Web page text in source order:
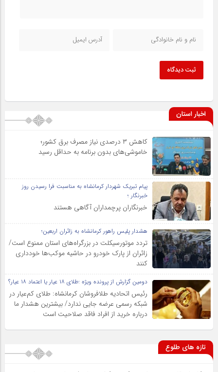
ثبت دیدگاه
اخبار استان
کاهش ۳ درصدی نیاز مصرف برق کشور؛
خاموشی‌های بدون برنامه به حداقل رسید
پیام تبریک شهردار کرمانشاه به مناسبت فرا رسیدن روز
خبرنگار ؛
خبرنگاران پرچمداران آگاهی هستند
هشدار پلیس راهور کرمانشاه به زائران اربعین؛
تردد موتورسیکلت در بزرگراه‌های استان ممنوع است/
زائران از پارک خودرو در حاشیه موکب‌ها خودداری
کنند
دومین گزارش از پرونده ویژه :طلای ۱۸ عیار یا اعتماد ۱۸ عیار؟
رئیس اتحادیه طلافروشان کرمانشاه: طلای کم‌عیار در
شبکه رسمی عرضه جایی ندارد/ بیشترین هشدار ما
درباره خرید از افراد فاقد صلاحیت است
تازه های طلوع